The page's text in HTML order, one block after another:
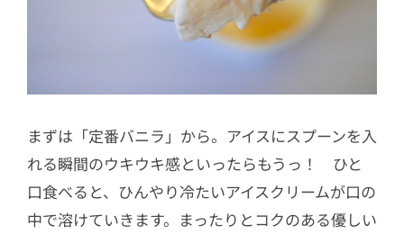
まずは「定番バニラ」から。アイスにスプーンを入
れる瞬間のウキウキ感といったらもうっ！ ひと
口食べると、ひんやり冷たいアイスクリームが口の
中で溶けていきます。まったりとコクのある優しい